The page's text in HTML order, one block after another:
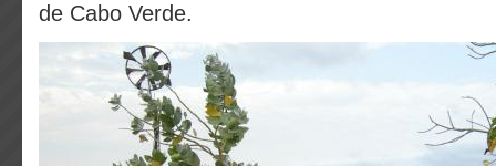
de Cabo Verde.